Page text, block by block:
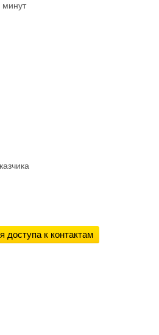
минут
доступа к контактам